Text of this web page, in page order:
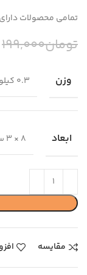
تمامی محصولات دارای ضمانت ۱
تومان199,000
وزن 0.3 کیلوگرم
ابعاد 8 × 3 سانتیمتر
مقایسه